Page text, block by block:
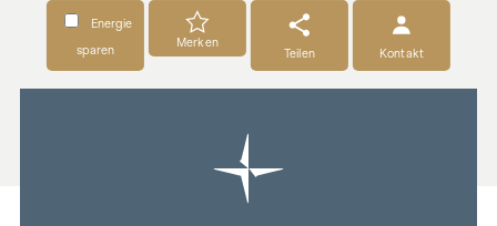
Energie
sparen
Merken
Teilen
Kontakt